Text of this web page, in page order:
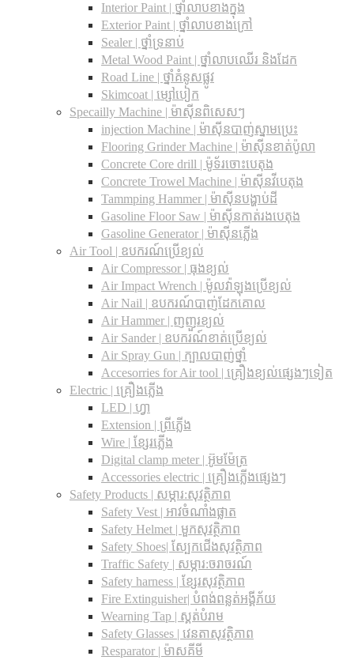
Interior Paint | ថ្នាំលាបខាងក្នុង
Exterior Paint | ថ្នាំលាបខាងក្រៅ
Sealer | ថ្នាំទ្រនាប់
Metal Wood Paint | ថ្នាំលាបឈើរ និងដែក
Road Line | ថ្នាំគំនូសផ្លូវ
Skimcoat | ម្សៅបៀក
Specailly Machine | ម៉ាស៊ីនពិសេសៗ
injection Machine | ម៉ាស៊ីនបាញ់ស្នាមប្រេះ
Flooring Grinder Machine | ម៉ាស៊ីនខាត់ប៉ូលា
Concrete Core drill | ម៉ូទ័រចោះបេតុង
Concrete Trowel Machine | ម៉ាស៊ីនវីបេតុង
Tammping Hammer | ម៉ាស៊ីនបង្ហាប់ដី
Gasoline Floor Saw | ម៉ាស៊ីនកាត់រងបេតុង
Gasoline Generator | ម៉ាស៊ីនភ្លើង
Air Tool | ឧបករណ៍ប្រើខ្យល់
Air Compressor | ធុងខ្យល់
Air Impact Wrench | ម៉ូលវ៉ាឡុងប្រើខ្យល់
Air Nail | ឧបករណ៍បាញ់ដែកគោល
Air Hammer | ញញួរខ្យល់
Air Sander | ឧបករណ៍ខាត់ប្រើខ្យល់
Air Spray Gun | ក្បាលបាញ់ថ្នាំ
Accesorries for Air tool | គ្រឿងខ្យល់ផ្សេងៗទៀត
Electric | គ្រឿងភ្លើង
LED | ហ្វា
Extension | ព្រីភ្លើង
Wire | ខ្សែរភ្លើង
Digital clamp meter | អ៊ូមម៉ែត្រ
Accessories electric | គ្រឿងភ្លើងផ្សេងៗ
Safety Products | សម្ភារ:សុវត្ថិភាព
Safety Vest | អាវចំណាំងផ្លាត
Safety Helmet | មួកសុវត្ថិភាព
Safety Shoes| ស្បែកជើងសុវត្ថិភាព
Traffic Safety​ | សម្ភារ:ចរាចរណ៍
Safety harness | ខ្សែរសុវត្ថិភាព
Fire Extinguisher| បំពង់ពន្លត់អង្គីភ័យ
Wearning Tap | ស្គត់បំរាម
Safety Glasses | វេនតាសុវត្ថិភាព
Resparator | ម៉ាសគីមី